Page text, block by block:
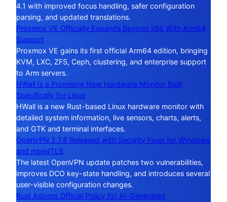
4.1 with improved focus handling, safer configuration
parsing, and updated translations.
Proxmox VE Officially Expands Beyond x86 With Arm64
Support
Proxmox VE gains its first official Arm64 edition, bringing
KVM, LXC, ZFS, Ceph, clustering, and enterprise support
to Arm servers.
HWall Is a Promising New Hardware Monitor Built
Specifically for Linux
HWall is a new Rust-based Linux hardware monitor with
detailed system information, live sensors, charts, alerts,
and GTK and terminal interfaces.
OpenVPN 2.7.6 Released with Security Fixes for Windows
and mbedTLS
The latest OpenVPN update patches two vulnerabilities,
improves DCO key-state handling, and introduces several
user-visible configuration changes.
Rust Adopts Official Policy for AI-Generated